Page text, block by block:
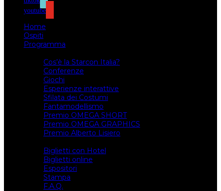
youtube
Home
Ospiti
Programma
Cos’è la Starcon Italia?
Conferenze
Giochi
Esperienze interattive
Sfilata dei Costumi
Fantamodellismo
Premio OMEGA SHORT
Premio OMEGA GRAPHICS
Premio Alberto Lisiero
Biglietti con Hotel
Biglietti online
Espositori
Stampa
F.A.Q.